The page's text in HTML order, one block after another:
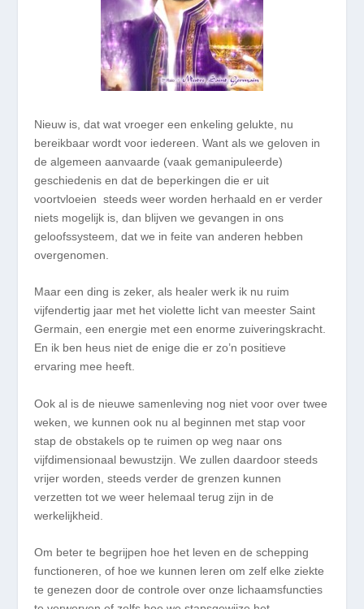
Nieuw is, dat wat vroeger een enkeling gelukte, nu
bereikbaar wordt voor iedereen.Want als we geloven in
de algemeen aanvaarde (vaak gemanipuleerde)
geschiedenis en dat de beperkingen die er uit
voortvloeien steeds weer worden herhaald en er verder
niets mogelijk is, dan blijven we gevangen in ons
geloofssysteem, dat we in feite van anderen hebben
overgenomen.
Maar een ding is zeker, als healer werk ik nu ruim
vijfendertig jaar met het violette licht van meester Saint
Germain, een energie met een enorme zuiveringskracht.
En ik ben heus niet de enige die er zo’n positieve
ervaring mee heeft.
Ook al is de nieuwe samenleving nog niet voor over twee
weken, we kunnen ook nu al beginnen met stap voor
stap de obstakels op te ruimen op weg naar ons
vijfdimensionaal bewustzijn. We zullen daardoor steeds
vrijer worden, steeds verder de grenzen kunnen
verzetten tot we weer helemaal terug zijn in de
werkelijkheid.
Om beter te begrijpen hoe het leven en de schepping
functioneren, of hoe we kunnen leren om zelf elke ziekte
te genezen door de controle over onze lichaamsfuncties